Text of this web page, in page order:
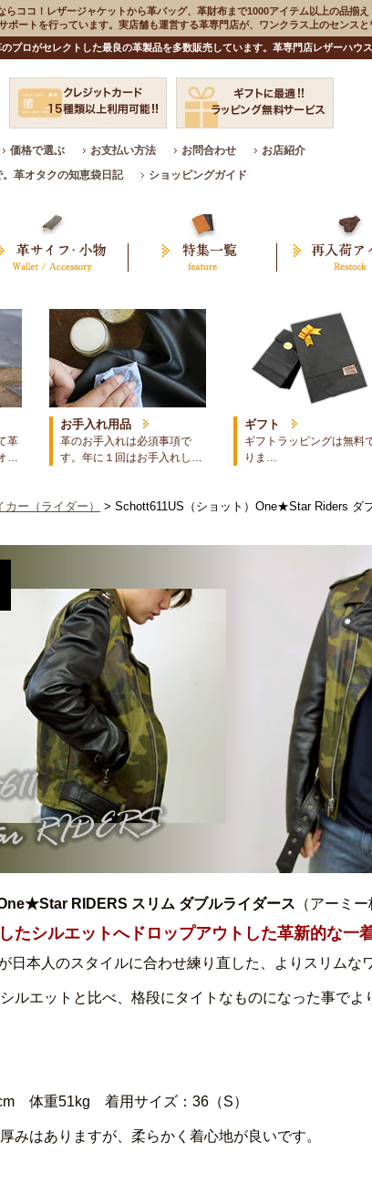
ココ！レザージャケットから革バッグ、革財布まで1000アイテム以上の品揃え
ートを行っています。実店舗も運営する革専門店が、ワンクラス上のセンスと
プロがセレクトした最良の革製品を多数販売しています。革専門店レザーハウ
価格で選ぶ お支払い方法 お問合わせ
お店紹介
革オタクの知恵袋日記
ショッピングガイド
革
…
お手入れ用品
革のお手入れは必須事項で
す。年に１回はお手入れし…
ギフト
ギフトラッピングは無料
りま…
カー（ライダー） > Schott611US（ショット）One★Star Riders ダ
RIDERS スリム ダブルライダース （アーミー
たシルエットへドロップアウトした革新的な一
日本人のスタイルに合わせ練り直した、よりスリムな
ルエットと比べ、格段にタイトなものになった事でよ
体重51kg 着用サイズ：36（S）
厚みはありますが、柔らかく着心地が良いです。